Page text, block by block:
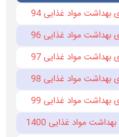
بهداشت مواد غذایی 94
مواد غذایی 96
بهداشت مواد غذایی 97
مواد غذایی 98
مواد غذایی 99
مواد غذایی 1400